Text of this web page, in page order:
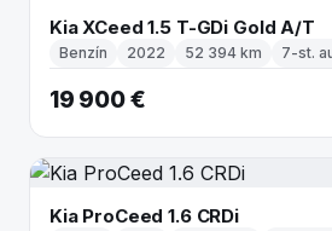
Kia XCeed 1.5 T-GDi Gold A/T
Benzín 2022 52 394 km 7-st.
19 900 €
Kia ProCeed 1.6 CRDi